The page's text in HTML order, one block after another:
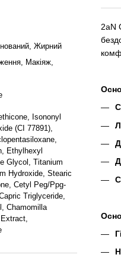
Жирний
Макіяж,
Isononyl
(CI 77891),
Ethylhexyl
Glycol, Titanium
Hydroxide, Stearic
Cetyl Peg/Ppg-
Triglyceride,
Chamomilla
2aN